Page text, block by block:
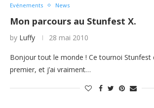
Evénements News
Mon parcours au Stunfest X.
by Luffy 28 mai 2010
Bonjour tout le monde ! Ce tournoi Stunfest
premier, et j’ai vraiment…